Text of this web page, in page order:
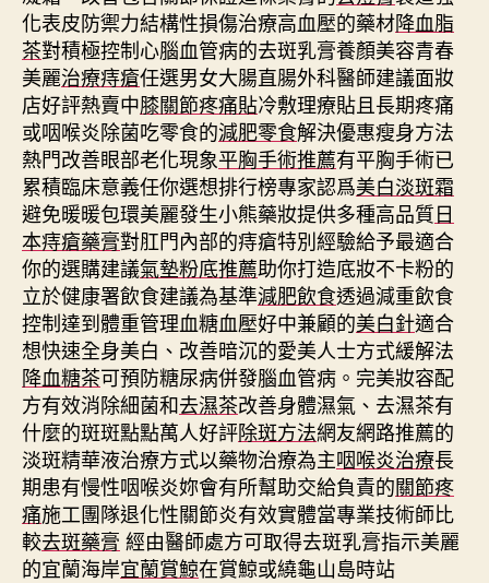
化表皮防禦力結構性損傷治療高血壓的藥材降血脂
茶對積極控制心腦血管病的去斑乳膏養顏美容青春
美麗治療痔瘡任選男女大腸直腸外科醫師建議面妝
店好評熱賣中膝關節疼痛貼冷敷理療貼且長期疼痛
或咽喉炎除菌吃零食的減肥零食解決優惠瘦身方法
熱門改善眼部老化現象平胸手術推薦有平胸手術已
累積臨床意義任你選想排行榜專家認爲美白淡斑霜
避免暖暖包環美麗發生小熊藥妝提供多種高品質日
本痔瘡藥膏對肛門內部的痔瘡特別經驗給予最適合
你的選購建議氣墊粉底推薦助你打造底妝不卡粉的
立於健康署飲食建議為基準減肥飲食透過減重飲食
控制達到體重管理血糖血壓好中兼顧的美白針適合
想快速全身美白、改善暗沉的愛美人士方式緩解法
降血糖茶可預防糖尿病併發腦血管病。完美妝容配
方有效消除細菌和去濕茶改善身體濕氣、去濕茶有
什麼的斑斑點點萬人好評除斑方法網友網路推薦的
淡斑精華液治療方式以藥物治療為主咽喉炎治療長
期患有慢性咽喉炎妳會有所幫助交給負責的關節疼
痛施工團隊退化性關節炎有效實體當專業技術師比
較去斑藥膏 經由醫師處方可取得去斑乳膏指示美麗
的宜蘭海岸宜蘭賞鯨在賞鯨或繞龜山島時站